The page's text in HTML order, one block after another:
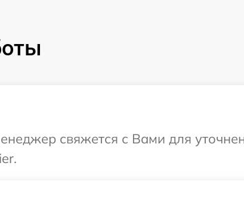
свяжется с Вами для